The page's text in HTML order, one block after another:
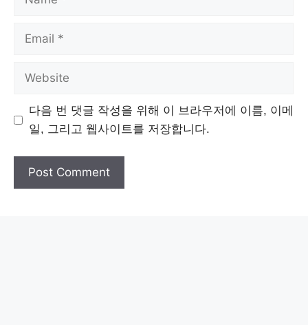
Email
Website
다음 번 댓글 작성을 위해 이 브라우저에 이름, 이메
일, 그리고 웹사이트를 저장합니다.